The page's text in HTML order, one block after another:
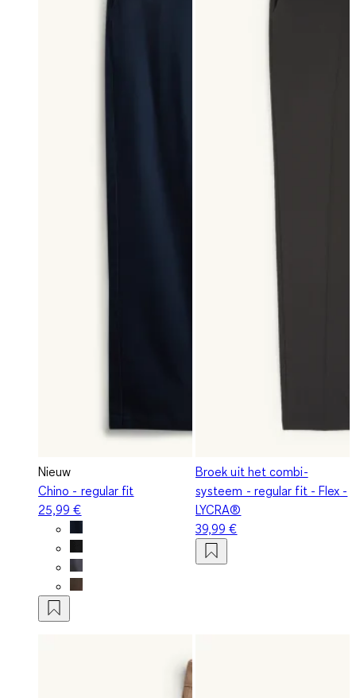
Nieuw
Chino - regular fit
25,99 €
Broek uit het combi-
systeem - regular fit - Flex -
LYCRA®
39,99 €